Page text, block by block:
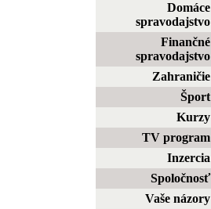
Domáce
spravodajstvo
Finančné
spravodajstvo
Zahraničie
Šport
Kurzy
TV program
Inzercia
Spoločnosť
Vaše názory